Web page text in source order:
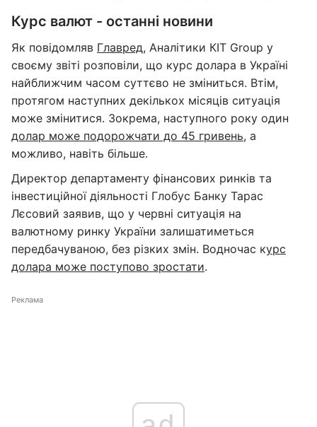
Курс валют - останні новини
Як повідомляв Главред, Аналітики КІТ Group у
своєму звіті розповіли, що курс долара в Україні
найближчим часом суттєво не зміниться. Втім,
протягом наступних декількох місяців ситуація
може змінитися. Зокрема, наступного року один
долар може подорожчати до 45 гривень, а
можливо, навіть більше.
Директор департаменту фінансових ринків та
інвестиційної діяльності Глобус Банку Тарас
Лєсовий заявив, що у червні ситуація на
валютному ринку України залишатиметься
передбачуваною, без різких змін. Водночас курс
долара може поступово зростати.
Реклама